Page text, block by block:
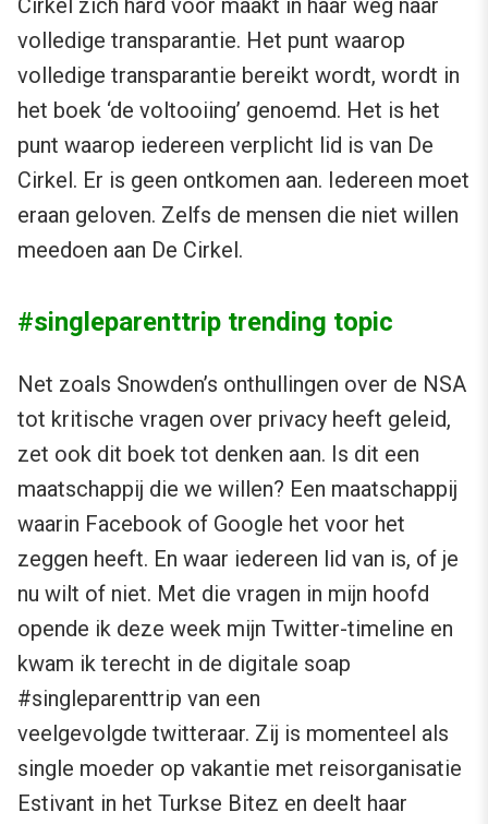
Cirkel zich hard voor maakt in haar weg naar
volledige transparantie. Het punt waarop
volledige transparantie bereikt wordt, wordt in
het boek ‘de voltooiing’ genoemd. Het is het
punt waarop iedereen verplicht lid is van De
Cirkel. Er is geen ontkomen aan. Iedereen moet
eraan geloven. Zelfs de mensen die niet willen
meedoen aan De Cirkel.
#singleparenttrip trending topic
Net zoals Snowden’s onthullingen over de NSA
tot kritische vragen over privacy heeft geleid,
zet ook dit boek tot denken aan. Is dit een
maatschappij die we willen? Een maatschappij
waarin Facebook of Google het voor het
zeggen heeft. En waar iedereen lid van is, of je
nu wilt of niet. Met die vragen in mijn hoofd
opende ik deze week mijn Twitter-timeline en
kwam ik terecht in de digitale soap
#singleparenttrip van een
veelgevolgde twitteraar. Zij is momenteel als
single moeder op vakantie met reisorganisatie
Estivant in het Turkse Bitez en deelt haar